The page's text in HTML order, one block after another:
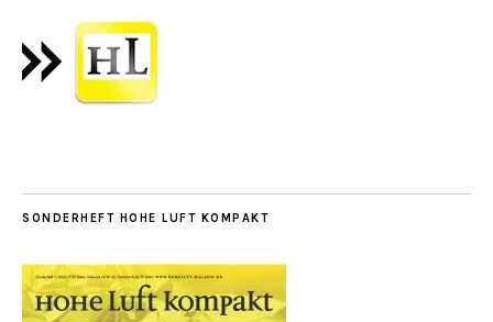
SONDERHEFT HOHE LUFT KOMPAKT